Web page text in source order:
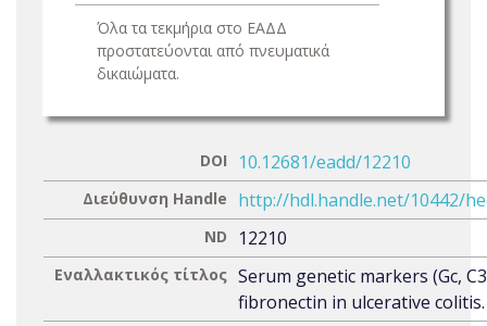
Όλα τα τεκμήρια στο ΕΑΔΔ
προστατεύονται από πνευματικά
δικαιώματα.
DOI 10.12681/eadd/12210
Διεύθυνση Handle http://hdl.handle.net/10442/
ND 12210
Εναλλακτικός τίτλος Serum genetic markers (Gc,
fibronectin in ulcerative colitis.